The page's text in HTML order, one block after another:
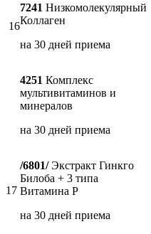
16
7241 Низкомолекулярный
Коллаген
на 30 дней приема
4251 Комплекс
мультивитаминов и
минералов
на 30 дней приема
17
/6801/Экстракт Гинкго
Билоба + 3 типа
Витамина P
на 30 дней приема